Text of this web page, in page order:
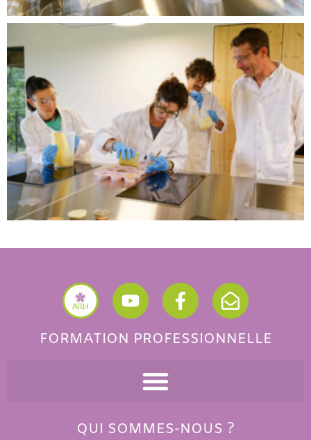
FORMATION PROFESSIONNELLE
QUI SOMMES-NOUS ?